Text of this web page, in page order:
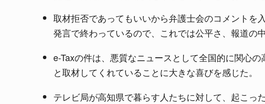
取材拒否であってもいいから弁護士会のコメントを
発言で終わっているので、これでは公平さ、報道の
e-Taxの件は、悪質なニュースとして全国的に関心
と取材してくれていることに大きな喜びを感じた。
テレビ局が高知県で暮らす人たちに対して、起こっ